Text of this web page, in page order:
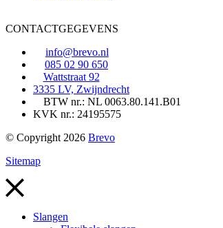
CONTACTGEGEVENS
info@brevo.nl
085 02 90 650
Wattstraat 92
3335 LV, Zwijndrecht
BTW nr.: NL 0063.80.141.B01
KVK nr.: 24195575
© Copyright 2026 Brevo
Sitemap
Slangen